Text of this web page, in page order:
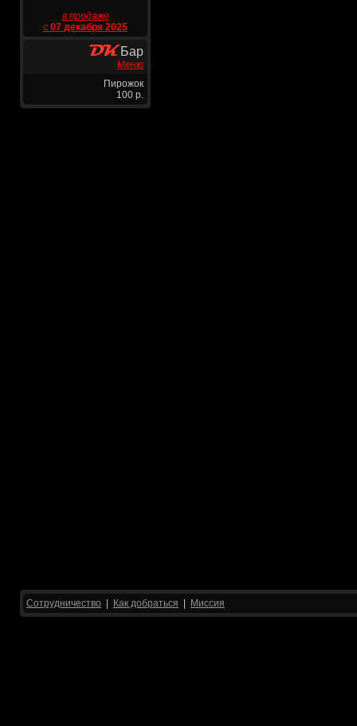
в продаже
с 07 декабря 2025
Бар
Меню
Пирожок
100 р.
Сотрудничество Как добраться Миссия